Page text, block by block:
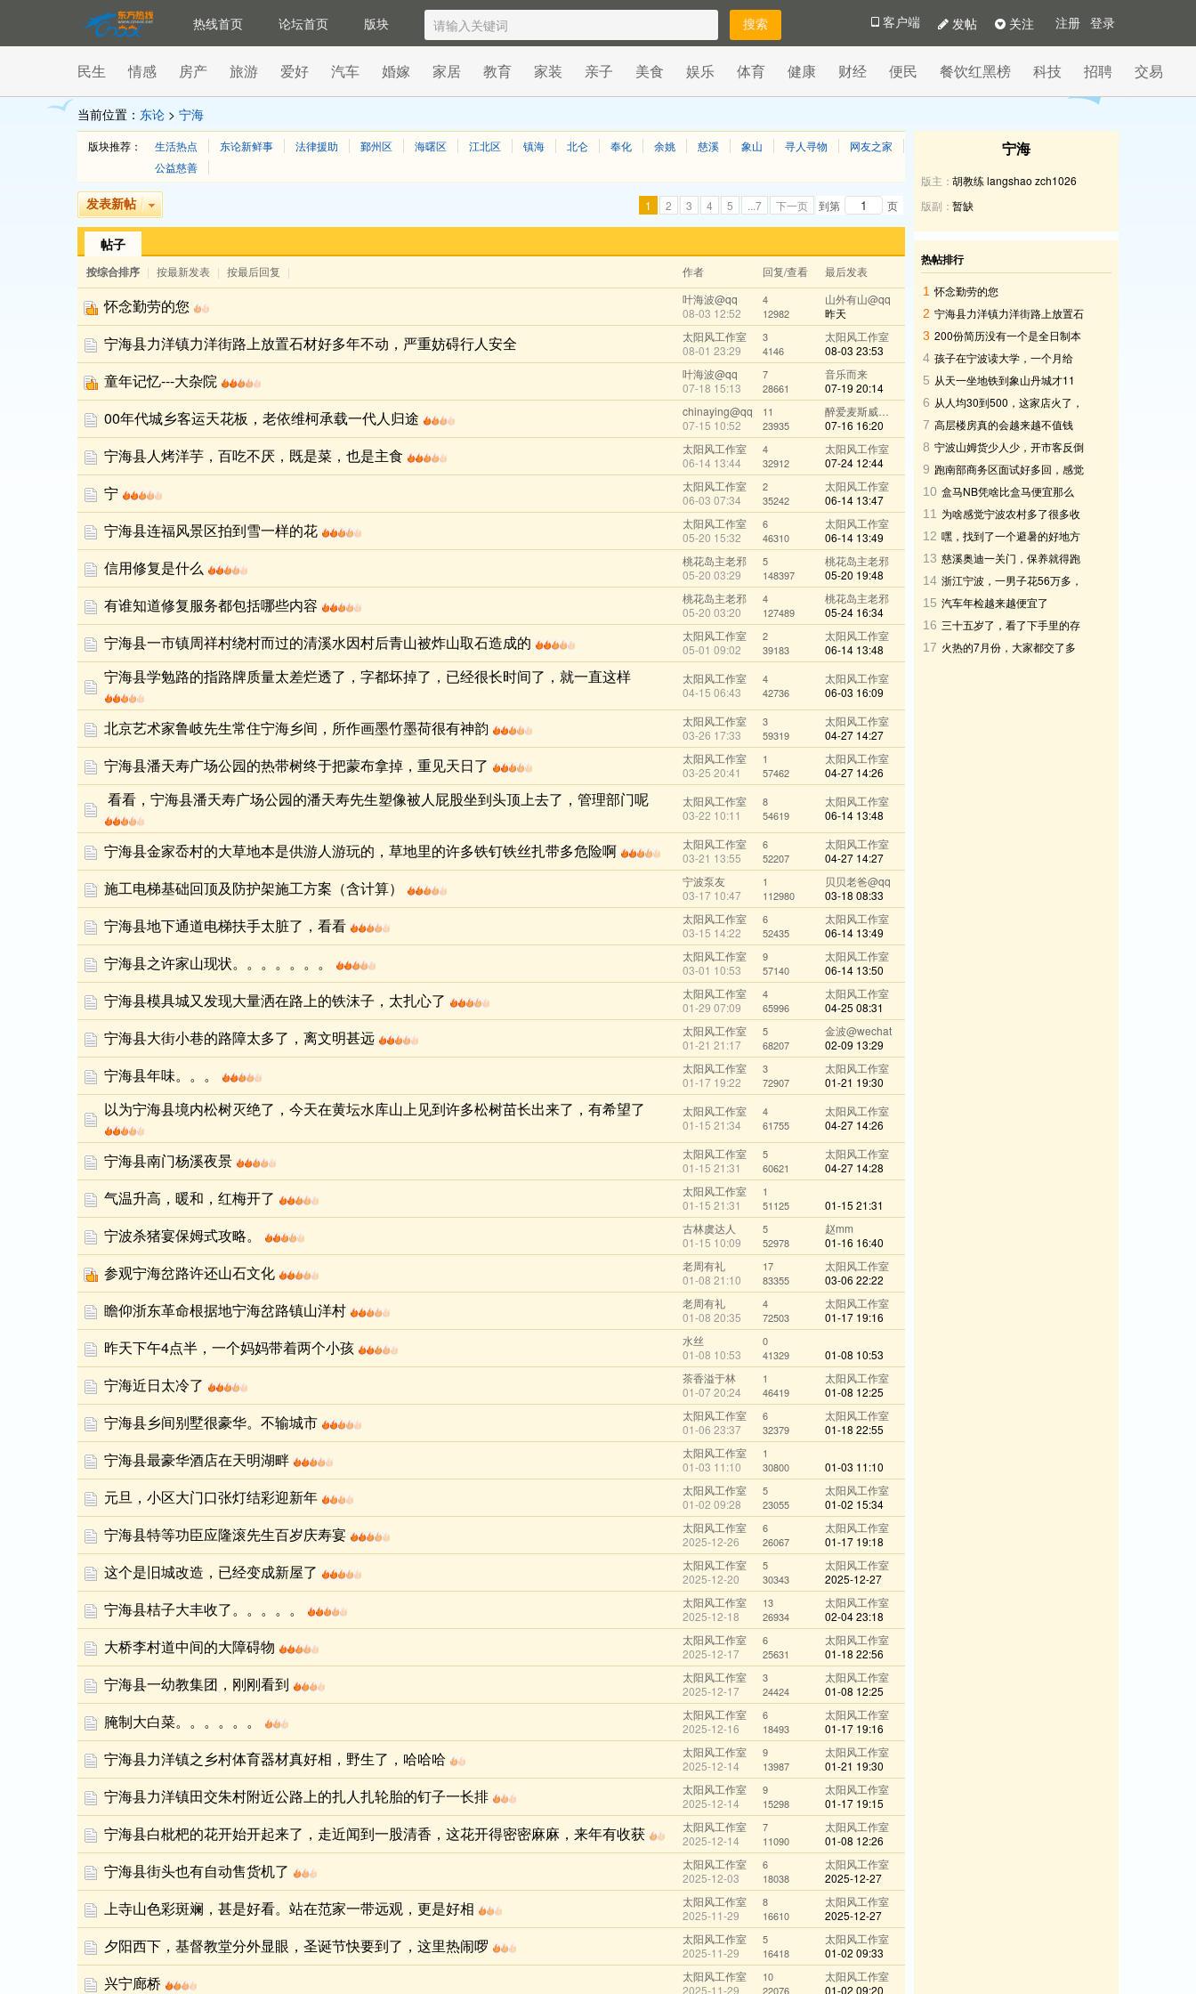
热线首页 论坛首页 版块 注册 登录
关注
发帖
客户端
民生 情感 房产 旅游 爱好 汽车 婚嫁 家居 教育 家装 亲子 美食 娱乐 体育 健康 财经 便民 餐饮红黑榜 科技 招聘 交易
当前位置： 东论 > 宁海
版块推荐： 生活热点 东论新鲜事 法律援助 鄞州区 海曙区 江北区 镇海 北仑 奉化 余姚 慈溪 象山 寻人寻物
网友之家
公益慈善
发表新帖 1 2 3 4 5 ...7 下一页 到第 页
帖子
按综合排序 | 按最新发表 | 按最后回复 | 作者 回复/查看 最后发表
怀念勤劳的您
叶海波@qq
08-03 12:52
4
12982
山外有山@qq
昨天
宁海县力洋镇力洋街路上放置石材好多年不动，严重妨碍行人安全
太阳风工作室
08-01 23:29
3
4146
太阳风工作室
08-03 23:53
童年记忆---大杂院
叶海波@qq
07-18 15:13
7
28661
音乐而来
07-19 20:14
00年代城乡客运天花板，老依维柯承载一代人归途
chinaying@qq
07-15 10:52
11
23935
07-16 16:20
宁海县人烤洋芋，百吃不厌，既是菜，也是主食
太阳风工作室
06-14 13:44
4
32912
太阳风工作室
07-24 12:44
宁
太阳风工作室
06-03 07:34
2
35242
太阳风工作室
06-14 13:47
宁海县连福风景区拍到雪一样的花
太阳风工作室
05-20 15:32
6
46310
太阳风工作室
06-14 13:49
信用修复是什么
桃花岛主老邪
05-20 03:29
5
148397
桃花岛主老邪
05-20 19:48
有谁知道修复服务都包括哪些内容
桃花岛主老邪
05-20 03:20
4
127489
桃花岛主老邪
05-24 16:34
宁海县一市镇周祥村绕村而过的清溪水因村后青山被炸山取石造成的
太阳风工作室
05-01 09:02
2
39183
太阳风工作室
06-14 13:48
宁海县学勉路的指路牌质量太差烂透了，字都坏掉了，已经很长时间了，就一直这样
太阳风工作室
04-15 06:43
4
42736
太阳风工作室
06-03 16:09
北京艺术家鲁岐先生常住宁海乡间，所作画墨竹墨荷很有神韵
太阳风工作室
03-26 17:33
3
59319
太阳风工作室
04-27 14:27
宁海县潘天寿广场公园的热带树终于把蒙布拿掉，重见天日了
太阳风工作室
03-25 20:41
1
57462
太阳风工作室
04-27 14:26
看看，宁海县潘天寿广场公园的潘天寿先生塑像被人屁股坐到头顶上去了，管理部门呢
太阳风工作室
03-22 10:11
8
54619
太阳风工作室
06-14 13:48
宁海县金家岙村的大草地本是供游人游玩的，草地里的许多铁钉铁丝扎带多危险啊
太阳风工作室
03-21 13:55
6
52207
太阳风工作室
04-27 14:27
施工电梯基础回顶及防护架施工方案（含计算）
宁波泵友
03-17 10:47
1
112980
贝贝老爸@qq
03-18 08:33
宁海县地下通道电梯扶手太脏了，看看
太阳风工作室
03-15 14:22
6
52435
太阳风工作室
06-14 13:49
宁海县之许家山现状。。。。。。。
太阳风工作室
03-01 10:53
9
57140
太阳风工作室
06-14 13:50
宁海县模具城又发现大量洒在路上的铁沫子，太扎心了
太阳风工作室
01-29 07:09
4
65996
太阳风工作室
04-25 08:31
宁海县大街小巷的路障太多了，离文明甚远
太阳风工作室
01-21 21:17
5
68207
金波@wechat
02-09 13:29
宁海县年味。。。
太阳风工作室
01-17 19:22
3
72907
太阳风工作室
01-21 19:30
以为宁海县境内松树灭绝了，今天在黄坛水库山上见到许多松树苗长出来了，有希望了
太阳风工作室
01-15 21:34
4
61755
太阳风工作室
04-27 14:26
宁海县南门杨溪夜景
太阳风工作室
01-15 21:31
5
60621
太阳风工作室
04-27 14:28
气温升高，暖和，红梅开了
太阳风工作室
01-15 21:31
1
51125
01-15 21:31
宁波杀猪宴保姆式攻略。
古林虞达人
01-15 10:09
5
52978
赵mm
01-16 16:40
参观宁海岔路许还山石文化
老周有礼
01-08 21:10
17
83355
太阳风工作室
03-06 22:22
瞻仰浙东革命根据地宁海岔路镇山洋村
老周有礼
01-08 20:35
4
72503
太阳风工作室
01-17 19:16
昨天下午4点半，一个妈妈带着两个小孩
水丝
01-08 10:53
0
41329
01-08 10:53
宁海近日太冷了
茶香溢于林
01-07 20:24
1
46419
太阳风工作室
01-08 12:25
宁海县乡间别墅很豪华。不输城市
太阳风工作室
01-06 23:37
6
32379
太阳风工作室
01-18 22:55
宁海县最豪华酒店在天明湖畔
太阳风工作室
01-03 11:10
1
30800
01-03 11:10
元旦，小区大门口张灯结彩迎新年
太阳风工作室
01-02 09:28
5
23055
太阳风工作室
01-02 15:34
宁海县特等功臣应隆滚先生百岁庆寿宴
太阳风工作室
2025-12-26
6
26067
太阳风工作室
01-17 19:18
这个是旧城改造，已经变成新屋了
太阳风工作室
2025-12-20
5
30343
太阳风工作室
2025-12-27
宁海县桔子大丰收了。。。。。
太阳风工作室
2025-12-18
13
26934
太阳风工作室
02-04 23:18
大桥李村道中间的大障碍物
太阳风工作室
2025-12-17
6
25631
太阳风工作室
01-18 22:56
宁海县一幼教集团，刚刚看到
太阳风工作室
2025-12-17
3
24424
太阳风工作室
01-08 12:25
腌制大白菜。。。。。。
太阳风工作室
2025-12-16
6
18493
太阳风工作室
01-17 19:16
宁海县力洋镇之乡村体育器材真好相，野生了，哈哈哈
太阳风工作室
2025-12-14
9
13987
太阳风工作室
01-21 19:30
宁海县力洋镇田交朱村附近公路上的扎人扎轮胎的钉子一长排
太阳风工作室
2025-12-14
9
15298
太阳风工作室
01-17 19:15
宁海县白枇杷的花开始开起来了，走近闻到一股清香，这花开得密密麻麻，来年有收获
太阳风工作室
2025-12-14
7
11090
太阳风工作室
01-08 12:26
宁海县街头也有自动售货机了
太阳风工作室
2025-12-03
6
18038
太阳风工作室
2025-12-27
上寺山色彩斑斓，甚是好看。站在范家一带远观，更是好相
太阳风工作室
2025-11-29
8
16610
太阳风工作室
2025-12-27
夕阳西下，基督教堂分外显眼，圣诞节快要到了，这里热闹啰
太阳风工作室
2025-11-29
5
16418
太阳风工作室
01-02 09:33
兴宁廊桥
太阳风工作室
2025-11-29
10
22076
太阳风工作室
01-02 09:20
宁海
版主：胡教练 langshao zch1026
版副：暂缺
热帖排行
1 怀念勤劳的您
2 宁海县力洋镇力洋街路上放置石
材好多年不动，严重妨碍行人安全
3 200份简历没有一个是全日制本
科生
4 孩子在宁波读大学，一个月给
2000元生活费够吗
5 从天一坐地铁到象山丹城才11
元，这价格太划算了吧
6 从人均30到500，这家店火了，
我却再也不想去
7 高层楼房真的会越来越不值钱
吗，还是网上在制造焦虑
8 宁波山姆货少人少，开市客反倒
人气旺起来了
9 跑南部商务区面试好多回，感觉
在这边上班有点压抑
10 盒马NB凭啥比盒马便宜那么
多？
11 为啥感觉宁波农村多了很多收
费杆，是车太多了吗
12 嘿，找到了一个避暑的好地方
13 慈溪奥迪一关门，保养就得跑
杭州？这谁扛得住
14 浙江宁波，一男子花56万多，
买了66部苹果16Pr
15 汽车年检越来越便宜了
16 三十五岁了，看了下手里的存
款十五万，这正常吗?
17 火热的7月份，大家都交了多